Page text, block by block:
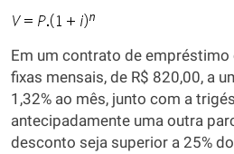
Em um contrato de
fixas mensais, de R$ 820,00, a
1,32% ao mês, junto com a
antecipadamente uma outra
desconto seja superior a 25%